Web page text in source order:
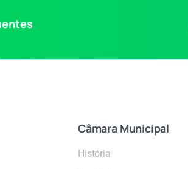
Câmara Municipal
História